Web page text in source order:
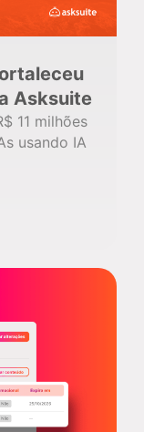
Asksuite
11 milhões
usando IA